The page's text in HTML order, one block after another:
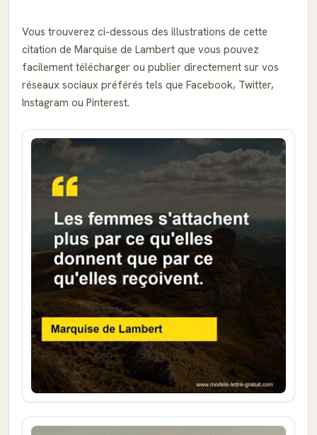
Vous trouverez ci-dessous des illustrations de cette
citation de Marquise de Lambert que vous pouvez
facilement télécharger ou publier directement sur vos
réseaux sociaux préférés tels que Facebook, Twitter,
Instagram ou Pinterest.